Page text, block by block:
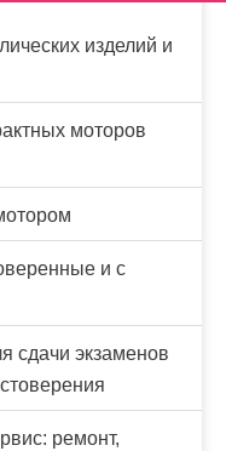
изделий и
моторов
и с
сдачи экзаменов
ремонт,